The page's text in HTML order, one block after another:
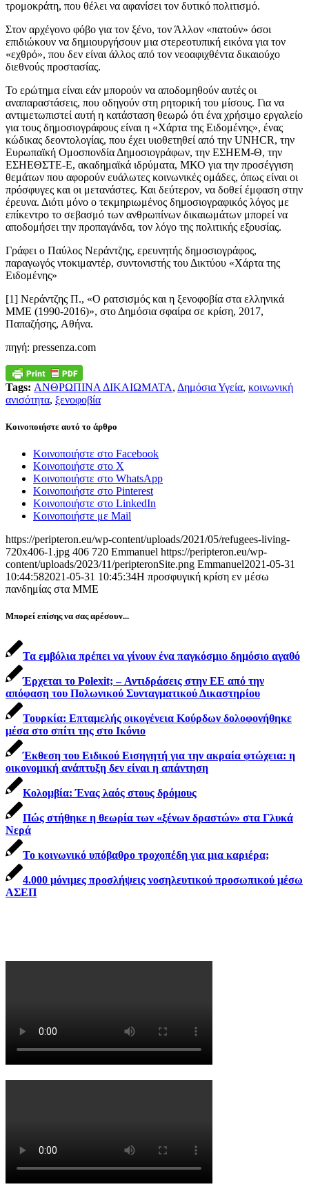
τρομοκράτη, που θέλει να αφανίσει τον δυτικό πολιτισμό.
Στον αρχέγονο φόβο για τον ξένο, τον Άλλον «πατούν» όσοι
επιδιώκουν να δημιουργήσουν μια στερεοτυπική εικόνα για τον
«εχθρό», που δεν είναι άλλος από τον νεοαφιχθέντα δικαιούχο
διεθνούς προστασίας.
Το ερώτημα είναι εάν μπορούν να αποδομηθούν αυτές οι
αναπαραστάσεις, που οδηγούν στη ρητορική του μίσους. Για να
αντιμετωπιστεί αυτή η κατάσταση θεωρώ ότι ένα χρήσιμο εργαλείο
για τους δημοσιογράφους είναι η «Χάρτα της Ειδομένης», ένας
κώδικας δεοντολογίας, που έχει υιοθετηθεί από την UNHCR, την
Ευρωπαϊκή Ομοσπονδία Δημοσιογράφων, την ΕΣΗΕΜ-Θ, την
ΕΣΗΕΘΣΤΕ-Ε, ακαδημαϊκά ιδρύματα, ΜΚΟ για την προσέγγιση
θεμάτων που αφορούν ευάλωτες κοινωνικές ομάδες, όπως είναι οι
πρόσφυγες και οι μετανάστες. Και δεύτερον, να δοθεί έμφαση στην
έρευνα. Διότι μόνο ο τεκμηριωμένος δημοσιογραφικός λόγος με
επίκεντρο το σεβασμό των ανθρωπίνων δικαιωμάτων μπορεί να
αποδομήσει την προπαγάνδα, τον λόγο της πολιτικής εξουσίας.
Γράφει ο Παύλος Νεράντζης, ερευνητής δημοσιογράφος,
παραγωγός ντοκιμαντέρ, συντονιστής του Δικτύου «Χάρτα της
Ειδομένης»
[1] Νεράντζης Π., «Ο ρατσισμός και η ξενοφοβία στα ελληνικά
ΜΜΕ (1990-2016)», στο Δημόσια σφαίρα σε κρίση, 2017,
Παπαζήσης, Αθήνα.
πηγή: pressenza.com
Tags: ΑΝΘΡΩΠΙΝΑ ΔΙΚΑΙΩΜΑΤΑ, Δημόσια Υγεία, κοινωνική
ανισότητα, ξενοφοβία
Κοινοποιήστε αυτό το άρθρο
Κοινοποιήστε στο Facebook
Κοινοποιήστε στο X
Κοινοποιήστε στο WhatsApp
Κοινοποιήστε στο Pinterest
Κοινοποιήστε στο LinkedIn
Κοινοποιήστε με Mail
https://peripteron.eu/wp-content/uploads/2021/05/refugees-living-
720x406-1.jpg 406 720 Emmanuel https://peripteron.eu/wp-
content/uploads/2023/11/peripteronSite.png Emmanuel2021-05-31
10:44:582021-05-31 10:45:34Η προσφυγική κρίση εν μέσω
πανδημίας στα ΜΜΕ
Μπορεί επίσης να σας αρέσουν...
Τα εμβόλια πρέπει να γίνουν ένα παγκόσμιο δημόσιο αγαθό
Έρχεται το Polexit; – Αντιδράσεις στην ΕΕ από την
απόφαση του Πολωνικού Συνταγματικού Δικαστηρίου
Τουρκία: Επταμελής οικογένεια Κούρδων δολοφονήθηκε
μέσα στο σπίτι της στο Ικόνιο
Έκθεση του Ειδικού Εισηγητή για την ακραία φτώχεια: η
οικονομική ανάπτυξη δεν είναι η απάντηση
Κολομβία: Ένας λαός στους δρόμους
Πώς στήθηκε η θεωρία των «ξένων δραστών» στα Γλυκά
Νερά
Το κοινωνικό υπόβαθρο τροχοπέδη για μια καριέρα;
4.000 μόνιμες προσλήψεις νοσηλευτικού προσωπικού μέσω
ΑΣΕΠ